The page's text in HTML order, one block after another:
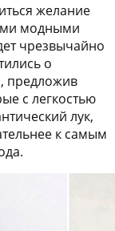
желание
модными
чрезвычайно
о
предложив
с легкостью
лук,
к самым